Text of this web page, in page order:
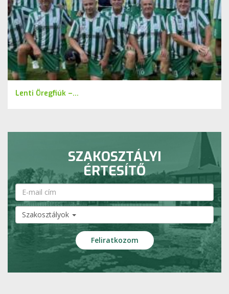
Lenti Öregfiúk –...
SZAKOSZTÁLYI
ÉRTESÍTŐ
Szakosztályok